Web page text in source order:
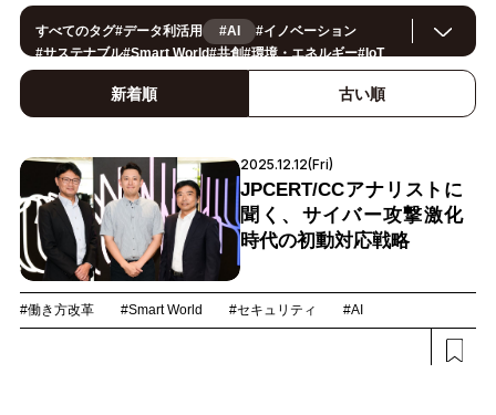
すべてのタグ#データ利活用 #AI #イノベーション
#サステナブル#Smart World#共創#環境・エネルギー#IoT
#スマートシティ#事例#働き方改革#セキュリティ
CX/顧客体験#OPEN HUB
ロボティクス
#デジタルツイン# カーボンニュートラル
新着順 古い順
2025.12.12(Fri)
JPCERT/CCアナリストに
聞く、サイバー攻撃激化
時代の初動対応戦略
#働き方改革 #Smart World #セキュリティ #AI